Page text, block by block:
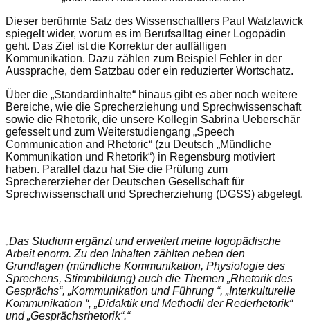
Dieser berühmte Satz des Wissenschaftlers Paul Watzlawick
spiegelt wider, worum es im Berufsalltag einer Logopädin
geht. Das Ziel ist die Korrektur der auffälligen
Kommunikation. Dazu zählen zum Beispiel Fehler in der
Aussprache, dem Satzbau oder ein reduzierter Wortschatz.
Über die „Standardinhalte“ hinaus gibt es aber noch weitere
Bereiche, wie die Sprecherziehung und Sprechwissenschaft
sowie die Rhetorik, die unsere Kollegin Sabrina Ueberschär
gefesselt und zum Weiterstudiengang „Speech
Communication and Rhetoric“ (zu Deutsch „Mündliche
Kommunikation und Rhetorik“) in Regensburg motiviert
haben. Parallel dazu hat Sie die Prüfung zum
Sprechererzieher der Deutschen Gesellschaft für
Sprechwissenschaft und Sprecherziehung (DGSS) abgelegt.
„Das Studium ergänzt und erweitert meine logopädische
Arbeit enorm. Zu den Inhalten zählten neben den
Grundlagen (mündliche Kommunikation, Physiologie des
Sprechens, Stimmbildung) auch die Themen „Rhetorik des
Gesprächs“, „Kommunikation und Führung “, „Interkulturelle
Kommunikation “, „Didaktik und Methodil der Rederhetorik“
und „Gesprächsrhetorik“.“